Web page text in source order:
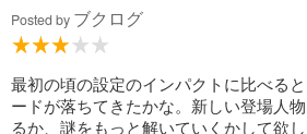
Posted by ブクログ
最初の頃の設定のインパクトに比べる
ードが落ちてきたかな。新しい登場人
るか、謎をもっと解いていくかして欲